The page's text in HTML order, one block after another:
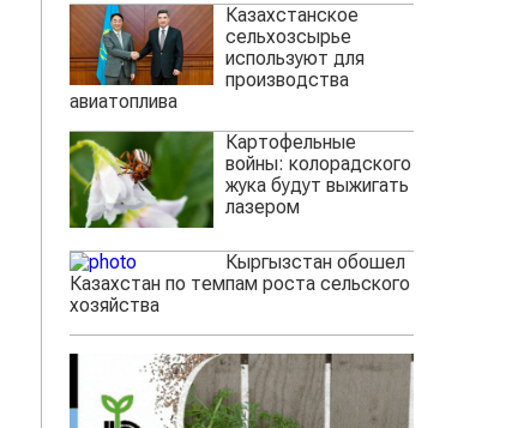
Казахстанское
сельхозсырье
используют для
производства
авиатоплива
Картофельные
войны: колорадского
жука будут выжигать
лазером
Кыргызстан обошел
Казахстан по темпам роста сельского
хозяйства